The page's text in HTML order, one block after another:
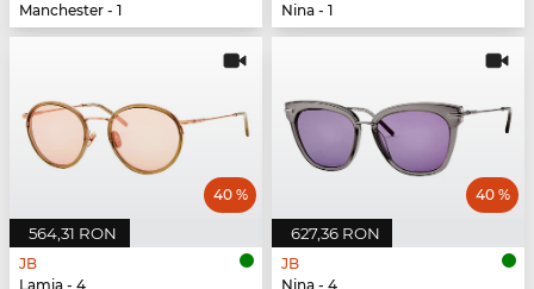
Manchester - 1
Nina - 1
564,31 RON
40 %
JB
Lamia - 4
627,36 RON
40 %
JB
Nina - 4